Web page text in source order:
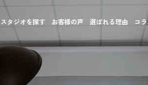
タジオを探す お客様の声 選ばれる理由 コ